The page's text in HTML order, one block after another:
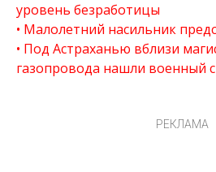
уровень безработицы
Малолетний насильник
Под Астраханью вблизи
газопровода нашли военный
РЕКЛАМА